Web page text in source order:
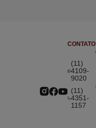
CONTATO
(11)
4109-
9020
(11)
4351-
1157